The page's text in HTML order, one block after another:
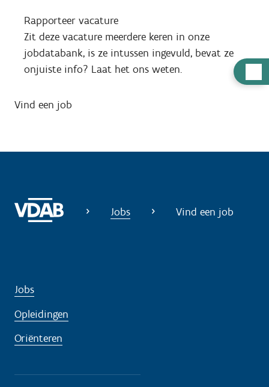
u
o
Rapporteer vacature
Zit deze vacature meerdere keren in onze
jobdatabank, is ze intussen ingevuld, bevat ze
onjuiste info? Laat het ons weten.
Vind een job
Jobs Vind een job
Jobs
Opleidingen
Oriënteren